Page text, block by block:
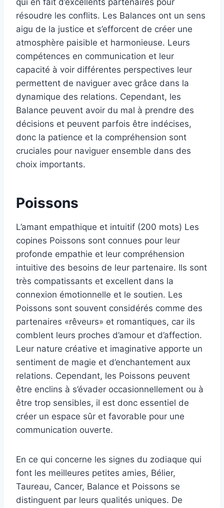
qui en fait d’excellents partenaires pour
résoudre les conflits. Les Balances ont un sens
aigu de la justice et s’efforcent de créer une
atmosphère paisible et harmonieuse. Leurs
compétences en communication et leur
capacité à voir différentes perspectives leur
permettent de naviguer avec grâce dans la
dynamique des relations. Cependant, les
Balance peuvent avoir du mal à prendre des
décisions et peuvent parfois être indécises,
donc la patience et la compréhension sont
cruciales pour naviguer ensemble dans des
choix importants.
Poissons
L’amant empathique et intuitif (200 mots) Les
copines Poissons sont connues pour leur
profonde empathie et leur compréhension
intuitive des besoins de leur partenaire. Ils sont
très compatissants et excellent dans la
connexion émotionnelle et le soutien. Les
Poissons sont souvent considérés comme des
partenaires «rêveurs» et romantiques, car ils
comblent leurs proches d’amour et d’affection.
Leur nature créative et imaginative apporte un
sentiment de magie et d’enchantement aux
relations. Cependant, les Poissons peuvent
être enclins à s’évader occasionnellement ou à
être trop sensibles, il est donc essentiel de
créer un espace sûr et favorable pour une
communication ouverte.
En ce qui concerne les signes du zodiaque qui
font les meilleures petites amies, Bélier,
Taureau, Cancer, Balance et Poissons se
distinguent par leurs qualités uniques. De